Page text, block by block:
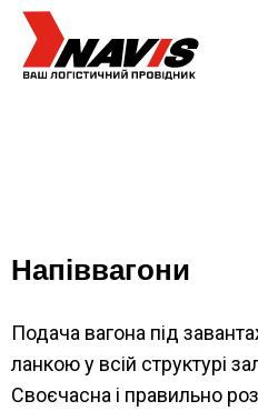
Напіввагони
Подача вагона під
ланкою у всій структурі
Своєчасна і правильно